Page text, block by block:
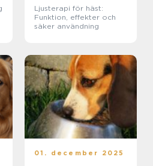
Ljusterapi för häst:
Funktion, effekter och
säker användning
01. december 2025